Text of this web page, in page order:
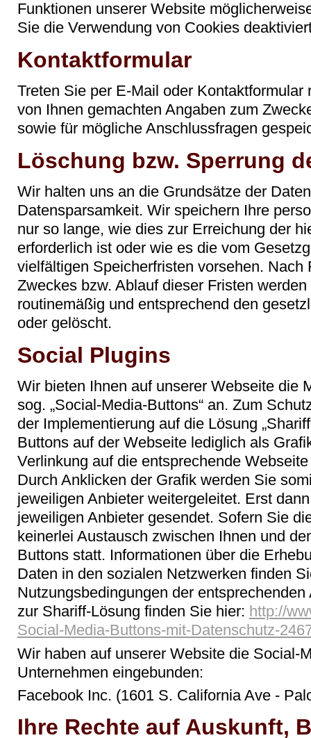
Funktionen unserer Website
Sie die Verwendung von Cookies
Kontaktformular
Treten Sie per E-Mail oder
von Ihnen gemachten Angaben zum
sowie für mögliche Anschlussfragen
Löschung bzw. Sperrung
Wir halten uns an die Grundsätze der
Datensparsamkeit. Wir speichern Ihre
nur so lange, wie dies zur Erreichung der
erforderlich ist oder wie es die vom
vielfältigen Speicherfristen vorsehen. Nach
Zweckes bzw. Ablauf dieser Fristen
routinemäßig und entsprechend den
oder gelöscht.
Social Plugins
Wir bieten Ihnen auf unserer Webseite die
sog. „Social-Media-Buttons“ an. Zum
der Implementierung auf die Lösung
Buttons auf der Webseite lediglich als
Verlinkung auf die entsprechende
Durch Anklicken der Grafik werden Sie
jeweiligen Anbieter weitergeleitet. Erst
jeweiligen Anbieter gesendet. Sofern Sie
keinerlei Austausch zwischen Ihnen und
Buttons statt. Informationen über die
Daten in den sozialen Netzwerken finden
Nutzungsbedingungen der
zur Shariff-Lösung finden Sie hier: http://
Social-Media-Buttons-mit-Datenschutz-
Wir haben auf unserer Website die Social-
Unternehmen eingebunden:
Facebook Inc. (1601 S. California Ave -
Ihre Rechte auf Auskunft,